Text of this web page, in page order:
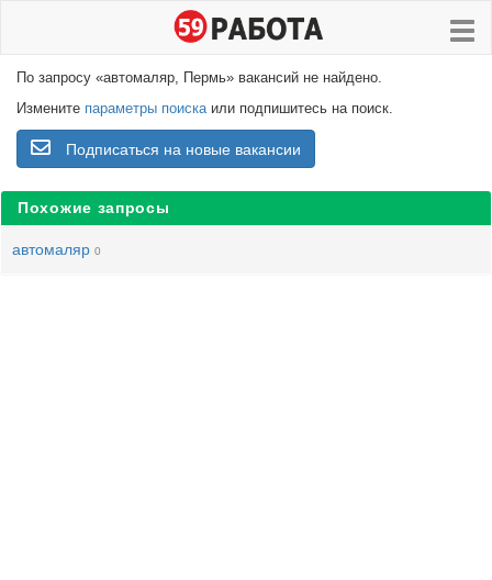
По запросу «автомаляр, Пермь» вакансий не найдено.
Измените параметры поискаили подпишитесь на поиск.
Подписаться на новые вакансии
Похожие запросы
автомаляр 0